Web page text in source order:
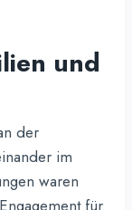
und
der
im
waren
für